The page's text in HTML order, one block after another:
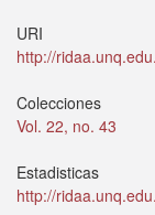
URI
http://
Colecciones
Vol. 22, no. 43
Estadisticas
http://